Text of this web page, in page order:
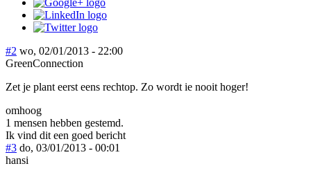
#2 wo, 02/01/2013 - 22:00
GreenConnection
Zet je plant eerst eens rechtop. Zo wordt ie nooit hoger!
omhoog
1 mensen hebben gestemd.
Ik vind dit een goed bericht
#3 do, 03/01/2013 - 00:01
hansi